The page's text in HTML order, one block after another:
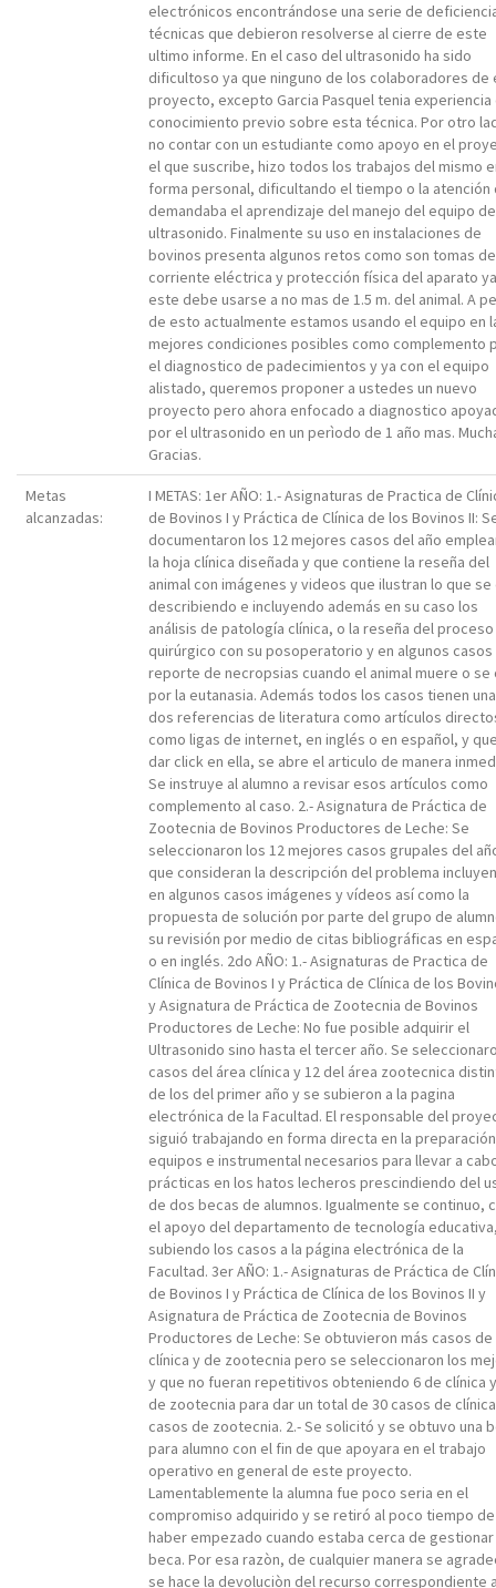
electrónicos encontrándose una serie de
técnicas que debieron resolverse al cierre de este
ultimo informe. En el caso del ultrasonido ha sido
dificultoso ya que ninguno de los colaboradores de
proyecto, excepto Garcia Pasquel tenia experiencia
conocimiento previo sobre esta técnica. Por otro
no contar con un estudiante como apoyo en el
el que suscribe, hizo todos los trabajos del mismo
forma personal, dificultando el tiempo o la atención
demandaba el aprendizaje del manejo del equipo de
ultrasonido. Finalmente su uso en instalaciones de
bovinos presenta algunos retos como son tomas de
corriente eléctrica y protección física del aparato
este debe usarse a no mas de 1.5 m. del animal. A
de esto actualmente estamos usando el equipo en
mejores condiciones posibles como complemento
el diagnostico de padecimientos y ya con el equipo
alistado, queremos proponer a ustedes un nuevo
proyecto pero ahora enfocado a diagnostico
por el ultrasonido en un perìodo de 1 año mas.
Gracias.
Metas
alcanzadas:
I METAS: 1er AÑO: 1.- Asignaturas de Practica de
de Bovinos I y Práctica de Clínica de los Bovinos II:
documentaron los 12 mejores casos del año
la hoja clínica diseñada y que contiene la reseña del
animal con imágenes y videos que ilustran lo que
describiendo e incluyendo además en su caso los
análisis de patología clínica, o la reseña del proceso
quirúrgico con su posoperatorio y en algunos casos
reporte de necropsias cuando el animal muere o
por la eutanasia. Además todos los casos tienen
dos referencias de literatura como artículos
como ligas de internet, en inglés o en español, y
dar click en ella, se abre el articulo de manera
Se instruye al alumno a revisar esos artículos como
complemento al caso. 2.- Asignatura de Práctica de
Zootecnia de Bovinos Productores de Leche: Se
seleccionaron los 12 mejores casos grupales del
que consideran la descripción del problema
en algunos casos imágenes y vídeos así como la
propuesta de solución por parte del grupo de
su revisión por medio de citas bibliográficas en
o en inglés. 2do AÑO: 1.- Asignaturas de Practica de
Clínica de Bovinos I y Práctica de Clínica de los
y Asignatura de Práctica de Zootecnia de Bovinos
Productores de Leche: No fue posible adquirir el
Ultrasonido sino hasta el tercer año. Se
casos del área clínica y 12 del área zootecnica
de los del primer año y se subieron a la pagina
electrónica de la Facultad. El responsable del
siguió trabajando en forma directa en la
equipos e instrumental necesarios para llevar a
prácticas en los hatos lecheros prescindiendo del
de dos becas de alumnos. Igualmente se continuo,
el apoyo del departamento de tecnología
subiendo los casos a la página electrónica de la
Facultad. 3er AÑO: 1.- Asignaturas de Práctica de
de Bovinos I y Práctica de Clínica de los Bovinos II y
Asignatura de Práctica de Zootecnia de Bovinos
Productores de Leche: Se obtuvieron más casos de
clínica y de zootecnia pero se seleccionaron los
y que no fueran repetitivos obteniendo 6 de clínica
de zootecnia para dar un total de 30 casos de
casos de zootecnia. 2.- Se solicitó y se obtuvo una
para alumno con el fin de que apoyara en el trabajo
operativo en general de este proyecto.
Lamentablemente la alumna fue poco seria en el
compromiso adquirido y se retiró al poco tiempo de
haber empezado cuando estaba cerca de gestionar
beca. Por esa razòn, de cualquier manera se
se hace la devoluciòn del recurso correspondiente